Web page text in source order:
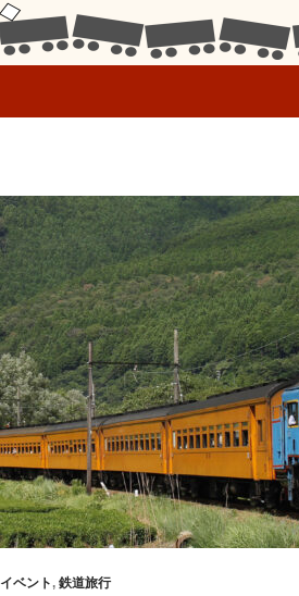
イベント , 鉄道旅行